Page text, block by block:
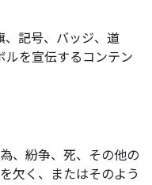
、記号、バッジ、道
ルを宣伝するコンテン
、紛争、死、その他の
欠く、またはそのよう